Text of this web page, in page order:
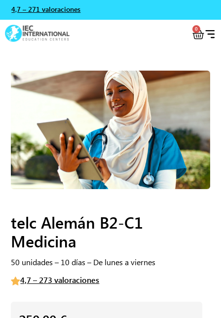
4,7 – 271 valoraciones
0
telc Alemán B2-C1
Medicina
50 unidades – 10 días – De lunes a viernes
4,7 – 273 valoraciones